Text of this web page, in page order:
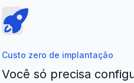
Custo zero de implantação
Você só precisa